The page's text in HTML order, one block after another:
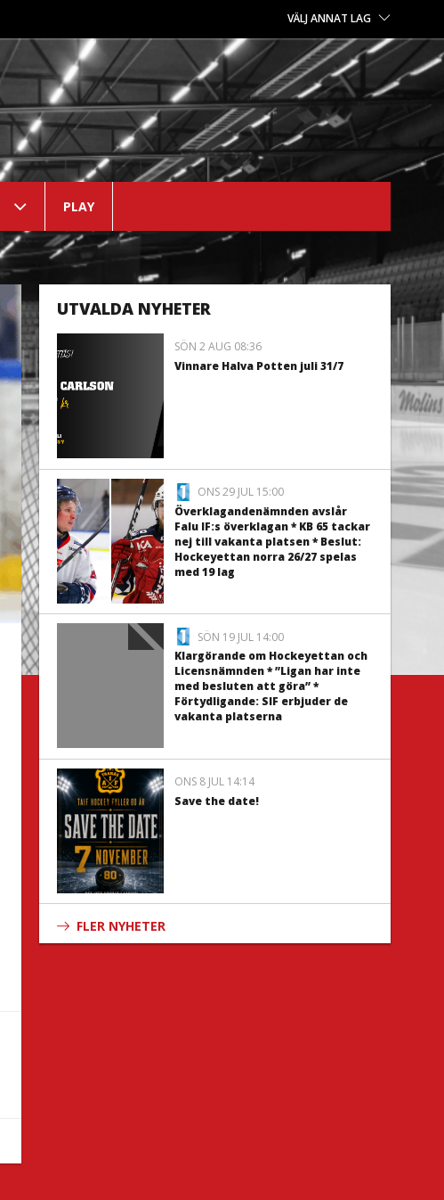
VÄLJ ANNAT LAG
PLAY
UTVALDA NYHETER
SÖN 2 AUG 08:36
Vinnare Halva Potten juli 31/7
ONS 29 JUL 15:00
Överklagandenämnden avslår
Falu IF:s överklagan * KB 65 tackar
nej till vakanta platsen * Beslut:
Hockeyettan norra 26/27 spelas
med 19 lag
SÖN 19 JUL 14:00
Klargörande om Hockeyettan och
Licensnämnden * ”Ligan har inte
med besluten att göra” *
Förtydligande: SIF erbjuder de
vakanta platserna
ONS 8 JUL 14:14
Save the date!
FLER NYHETER